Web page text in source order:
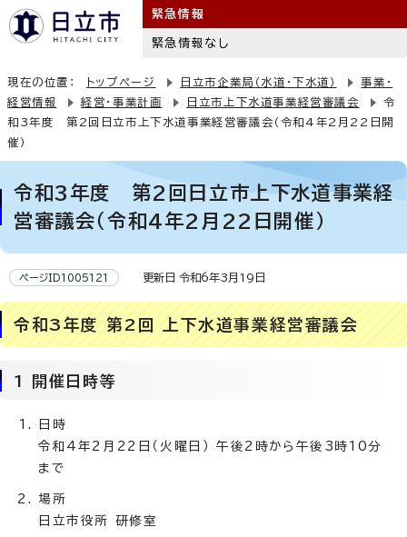
緊急情報
緊急情報なし
現在の位置： トップページ 日立市企業局（水道・下水道）
事業・
経営情報
経営・事業計画 日立市上下水道事業経営審議会
令
和3年度 第2回日立市上下水道事業経営審議会（令和4年2月22日開
催）
令和3年度 第2回日立市上下水道事業経
営審議会（令和4年2月22日開催）
ページID1005121 更新日 令和6年3月19日
令和3年度 第2回 上下水道事業経営審議会
1 開催日時等
日時
令和4年2月22日（火曜日） 午後2時から午後3時10分
まで
場所
日立市役所 研修室